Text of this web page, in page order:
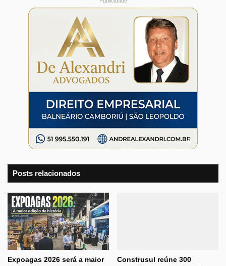
Posts relacionados
Expoagas 2026 será a maior
Construsul reúne 300